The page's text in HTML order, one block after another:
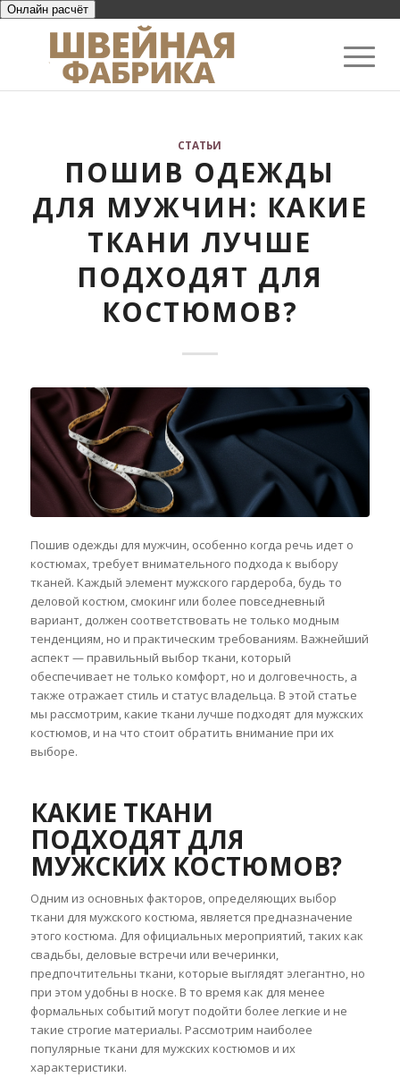
Онлайн расчёт
СТАТЬИ
ПОШИВ ОДЕЖДЫ
ДЛЯ МУЖЧИН: КАКИЕ
ТКАНИ ЛУЧШЕ
ПОДХОДЯТ ДЛЯ
КОСТЮМОВ?
Пошив одежды для мужчин, особенно когда речь идет о
костюмах, требует внимательного подхода к выбору
тканей. Каждый элемент мужского гардероба, будь то
деловой костюм, смокинг или более повседневный
вариант, должен соответствовать не только модным
тенденциям, но и практическим требованиям. Важнейший
аспект — правильный выбор ткани, который
обеспечивает не только комфорт, но и долговечность, а
также отражает стиль и статус владельца. В этой статье
мы рассмотрим, какие ткани лучше подходят для мужских
костюмов, и на что стоит обратить внимание при их
выборе.
КАКИЕ ТКАНИ
ПОДХОДЯТ ДЛЯ
МУЖСКИХ КОСТЮМОВ?
Одним из основных факторов, определяющих выбор
ткани для мужского костюма, является предназначение
этого костюма. Для официальных мероприятий, таких как
свадьбы, деловые встречи или вечеринки,
предпочтительны ткани, которые выглядят элегантно, но
при этом удобны в носке. В то время как для менее
формальных событий могут подойти более легкие и не
такие строгие материалы. Рассмотрим наиболее
популярные ткани для мужских костюмов и их
характеристики.